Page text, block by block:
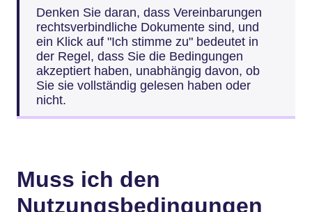
Denken Sie daran, dass Vereinbarungen
rechtsverbindliche Dokumente sind, und
ein Klick auf "Ich stimme zu" bedeutet in
der Regel, dass Sie die Bedingungen
akzeptiert haben, unabhängig davon, ob
Sie sie vollständig gelesen haben oder
nicht.
Muss ich den
Nutzungsbedingungen